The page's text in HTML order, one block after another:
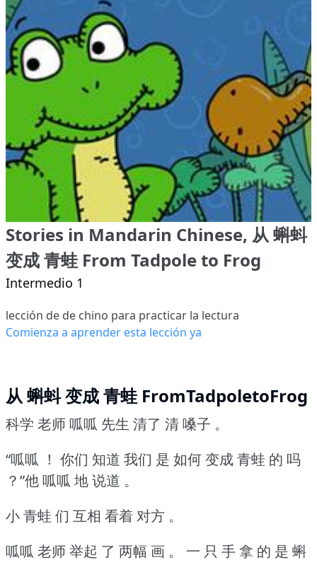
Stories in Mandarin Chinese, 从 蝌蚪
变成 青蛙 From Tadpole to Frog
Intermedio 1
lección de de chino para practicar la lectura
Comienza a aprender esta lección ya
从 蝌蚪 变成 青蛙 FromTadpoletoFrog
科学 老师 呱呱 先生 清了 清 嗓子 。
“呱呱 ！ 你们 知道 我们 是 如何 变成 青蛙 的 吗
？”他 呱呱 地 说道 。
小 青蛙 们 互相 看着 对方 。
呱呱 老师 举起 了 两幅 画 。
一 只 手 拿 的 是 蝌